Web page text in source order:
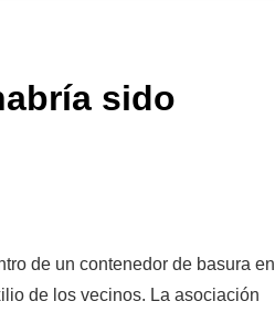
sido
de un contenedor de basura en
de los vecinos. La asociación